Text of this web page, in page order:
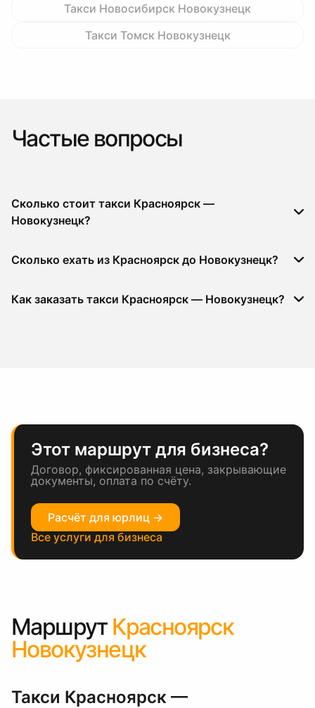
Такси Новосибирск Новокузнецк
Такси Томск Новокузнецк
Частые вопросы
Сколько стоит такси Красноярск —
Новокузнецк?
Сколько ехать из Красноярск до Новокузнецк?
Как заказать такси Красноярск — Новокузнецк?
Этот маршрут для бизнеса?
Договор, фиксированная цена, закрывающие
документы, оплата по счёту.
Расчёт для юрлиц →
Все услуги для бизнеса
Маршрут Красноярск
Новокузнецк
Такси Красноярск —